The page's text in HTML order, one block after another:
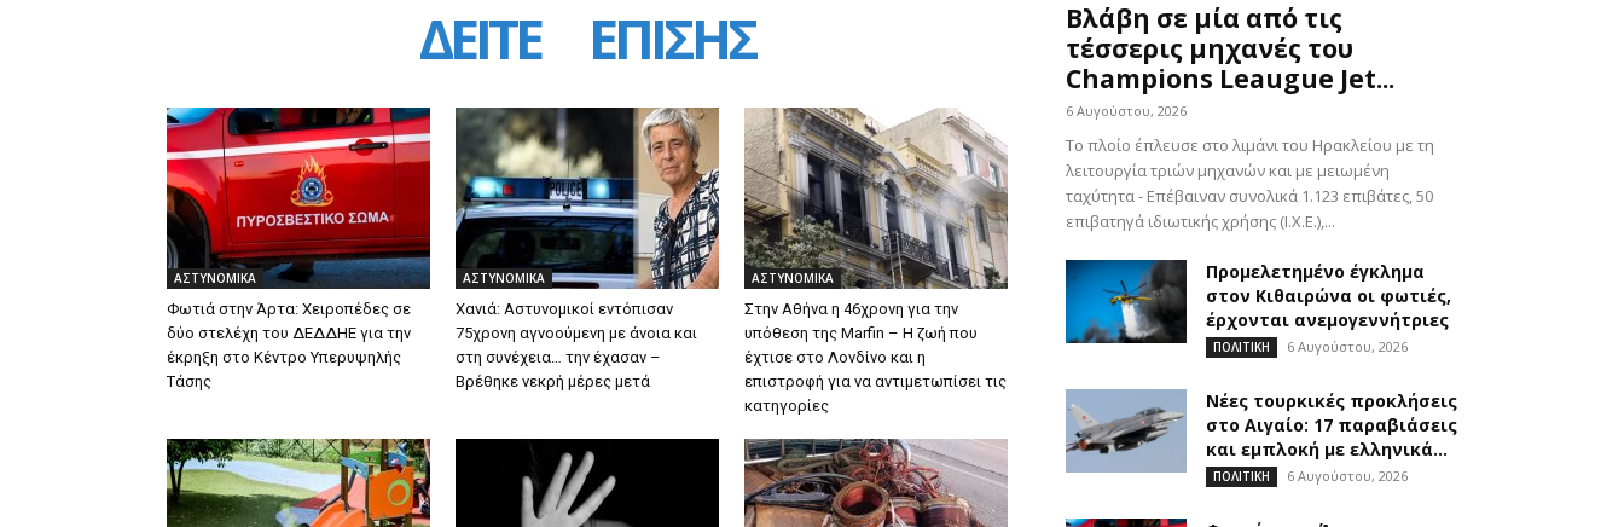
ΔΕΙΤΕ ΕΠΙΣΗΣ
ΑΣΤΥΝΟΜΙΚΑ
Φωτιά στην Άρτα: Χειροπέδες σε
δύο στελέχη του ΔΕΔΔΗΕ για την
έκρηξη στο Κέντρο Υπερυψηλής
Τάσης
ΑΣΤΥΝΟΜΙΚΑ
Χανιά: Αστυνομικοί εντόπισαν
75χρονη αγνοούμενη με άνοια και
στη συνέχεια… την έχασαν –
Βρέθηκε νεκρή μέρες μετά
ΑΣΤΥΝΟΜΙΚΑ
Στην Αθήνα η 46χρονη για την
υπόθεση της Marfin – Η ζωή που
έχτισε στο Λονδίνο και η
επιστροφή για να αντιμετωπίσει τις
κατηγορίες
Βλάβη σε μία από τις
τέσσερις μηχανές του
Champions Leaugue Jet...
6 Αυγούστου, 2026
Το πλοίο έπλευσε στο λιμάνι του Ηρακλείου με τη
λειτουργία τριών μηχανών και με μειωμένη
ταχύτητα - Επέβαιναν συνολικά 1.123 επιβάτες, 50
επιβατηγά ιδιωτικής χρήσης (Ι.Χ.Ε.),...
Προμελετημένο έγκλημα
στον Κιθαιρώνα οι φωτιές,
έρχονται ανεμογεννήτριες
ΠΟΛΙΤΙΚΗ 6 Αυγούστου, 2026
Νέες τουρκικές προκλήσεις
στο Αιγαίο: 17 παραβιάσεις
και εμπλοκή με ελληνικά...
ΠΟΛΙΤΙΚΗ 6 Αυγούστου, 2026